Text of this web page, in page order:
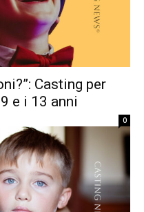
Casting per
e i 13 anni
0